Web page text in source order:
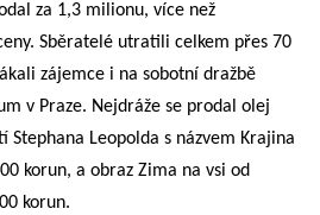
za 1,3 milionu, více než
Sběratelé utratili celkem přes 70
zájemce i na sobotní dražbě
v Praze. Nejdráže se prodal olej
Stephana Leopolda s názvem Krajina
korun, a obraz Zima na vsi od
korun.